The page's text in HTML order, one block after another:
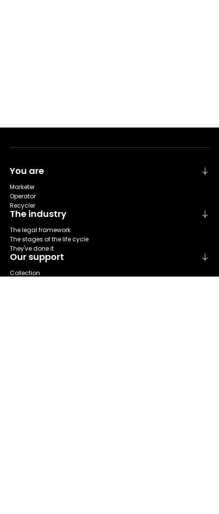
You are
Marketer
Operator
Recycler
The industry
The legal framework
The stages of the life cycle
They've done it
Our support
Collection